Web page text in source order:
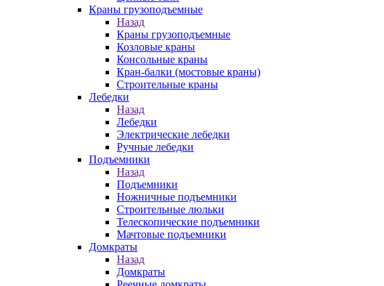
Краны грузоподъемные
Назад
Краны грузоподъемные
Козловые краны
Консольные краны
Кран-балки (мостовые краны)
Строительные краны
Лебедки
Назад
Лебедки
Электрические лебедки
Ручные лебедки
Подъемники
Назад
Подъемники
Ножничные подъемники
Строительные люльки
Телескопические подъемники
Мачтовые подъемники
Домкраты
Назад
Домкраты